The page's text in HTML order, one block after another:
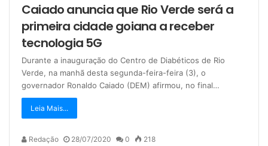
Caiado anuncia que Rio Verde será a
primeira cidade goiana a receber
tecnologia 5G
Durante a inauguração do Centro de Diabéticos de Rio
Verde, na manhã desta segunda-feira-feira (3), o
governador Ronaldo Caiado (DEM) afirmou, no final…
Leia Mais...
Redação 28/07/2020 0 218